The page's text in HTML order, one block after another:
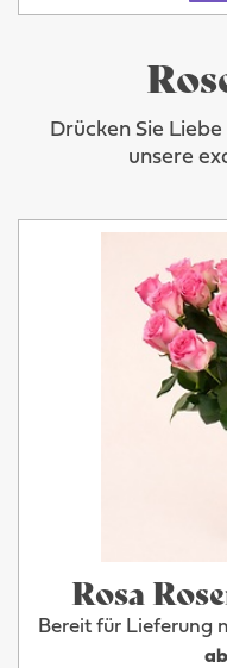
Drücken Sie
unsere
Rosa
Bereit für Lieferung